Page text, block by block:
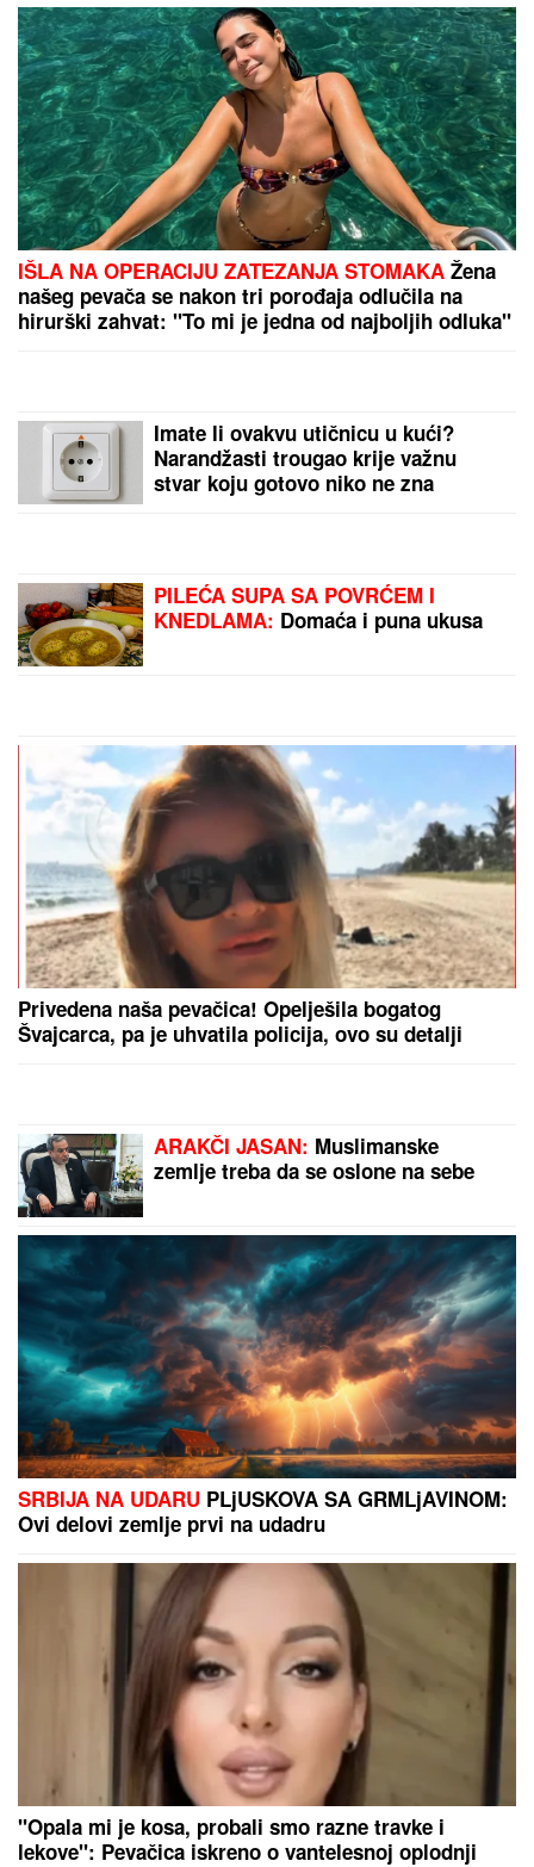
IŠLA NA OPERACIJU ZATEZANJA STOMAKA Žena
našeg pevača se nakon tri porođaja odlučila na
hirurški zahvat: "To mi je jedna od najboljih odluka"
Imate li ovakvu utičnicu u kući?
Narandžasti trougao krije važnu
stvar koju gotovo niko ne zna
PILEĆA SUPA SA POVRĆEM I
KNEDLAMA: Domaća i puna ukusa
Privedena naša pevačica! Opelješila bogatog
Švajcarca, pa je uhvatila policija, ovo su detalji
ARAKČI JASAN: Muslimanske
zemlje treba da se oslone na sebe
SRBIJA NA UDARU PLjUSKOVA SA GRMLjAVINOM:
Ovi delovi zemlje prvi na udadru
"Opala mi je kosa, probali smo razne travke i
lekove": Pevačica iskreno o vantelesnoj oplodnji